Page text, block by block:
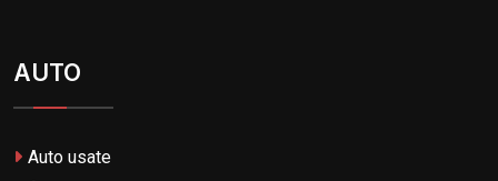
AUTO
Auto usate